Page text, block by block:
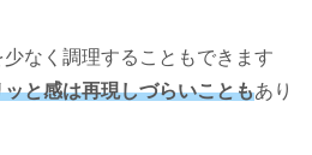
なく調理することもできます
と感は再現しづらいこともあり